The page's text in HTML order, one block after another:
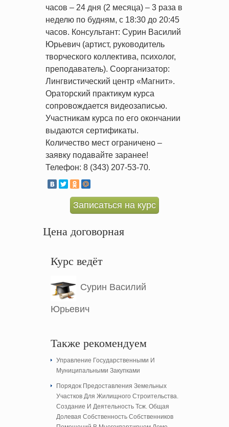
часов – 24 дня (2 месяца) – 3 раза в
неделю по будням, с 18:30 до 20:45
часов. Консультант: Сурин Василий
Юрьевич (артист, руководитель
творческого коллектива, психолог,
преподаватель). Соорганизатор:
Лингвистический центр «Магнит».
Ораторский практикум курса
сопровождается видеозаписью.
Участникам курса по его окончании
выдаются сертификаты.
Количество мест ограничено –
заявку подавайте заранее!
Телефон: 8 (343) 207-53-70.
Записаться на курс
Цена договорная
Курс ведёт
Сурин Василий
Юрьевич
Также рекомендуем
Управление Государственными И
Муниципальными Закупками
Порядок Предоставления Земельных
Участков Для Жилищного Строительства.
Создание И Деятельность Тсж. Общая
Долевая Собственность Собственников